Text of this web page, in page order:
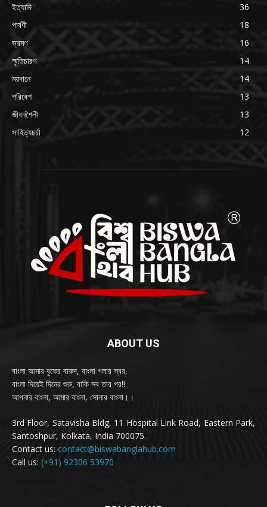
ইত্যাদি
36
পার্বণী
18
ভ্রমণ
16
স্মৃতিচারণ
14
ময়দানে
14
পরিবেশ
13
জীবনশৈলী
13
সাহিত্যচর্চা
12
ABOUT US
বাংলা আমার বুকের বারুদ, বাংলা গলার স্বর,
বাংলা দিয়েই দিনের শুরু, বাকি সব তার পর!!
আপনার বাংলা, আমার বাংলা, সোনার বাংলা।।
3rd Floor, Satavisha Bldg, 11 Hospital Link Road, Eastern Park,
Santoshpur, Kolkata, India 700075.
Contact us: contact@biswabanglahub.com
Call us: (+91) 92306 53970